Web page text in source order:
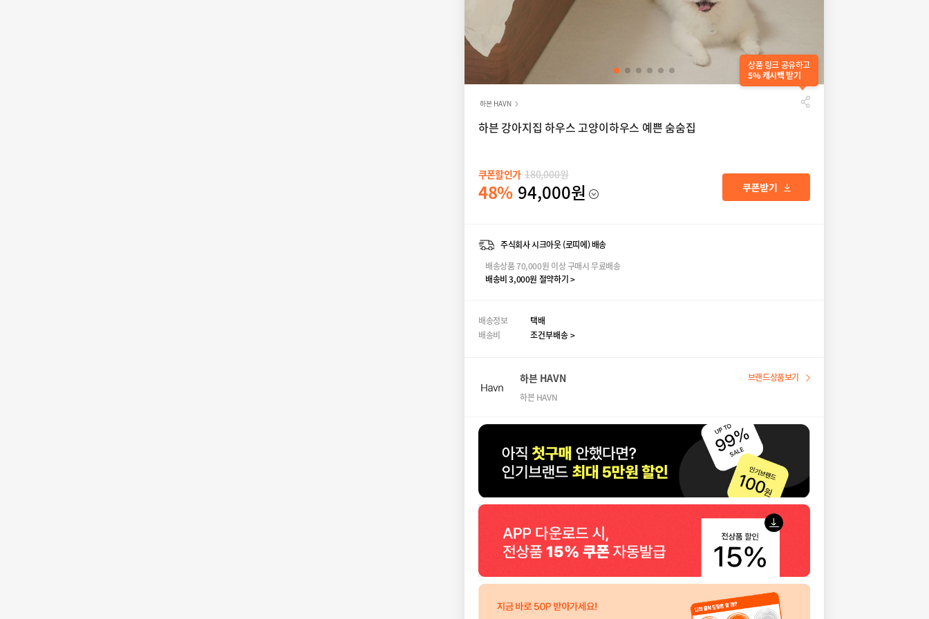
상품 링크 공유하고
5% 캐시백 받기
하븐 HAVN
하븐 강아지집 하우스 고양이하우스 예쁜 숨숨집
쿠폰할인가 180,000원
48% 94,000원
주식회사 시크아웃 (로띠에) 배송
배송상품 70,000원 이상 구매시 무료배송
배송비 3,000원 절약하기 >
배송정보
택배
배송비
조건부배송 >
하븐 HAVN
하븐 HAVN
브랜드상품보기